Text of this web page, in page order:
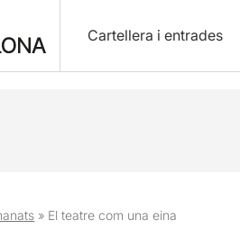
Cartellera i entrades
» El teatre com una eina